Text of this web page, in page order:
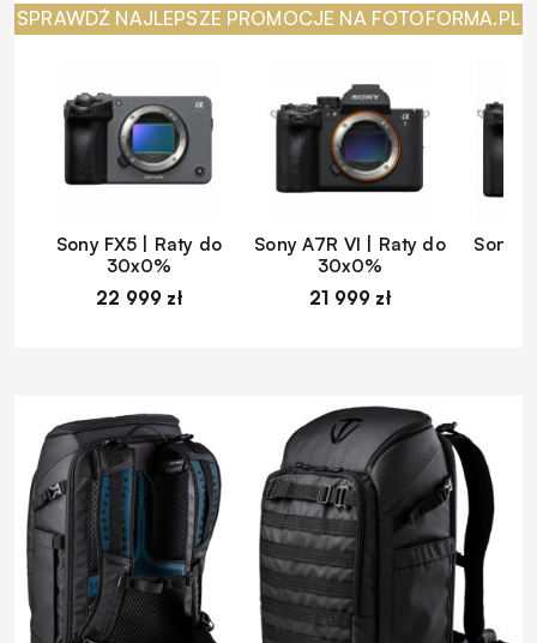
SPRAWDŹ NAJLEPSZE PROMOCJE NA FOTOFORMA.PL
Sony FX5 | Raty do
30x0%
22 999 zł
Sony A7R VI | Raty do
30x0%
21 999 zł
Sony